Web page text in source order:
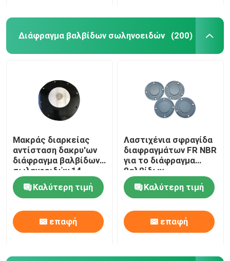
Διάφραγμα βαλβίδων σωληνοειδών (200)
Μακράς διαρκείας
αντίσταση δακρυ'ων
διάφραγμα βαλβίδων
σωληνοειδών 14
ίντσας για την
αφαίρεση σκόνης
εγκαταστάσεων
παραγωγής ενέργειας
Καλύτερη τιμή
επαφή
Λαστιχένια σφραγίδα
διαφραγμάτων FR NBR
για το διάφραγμα
βαλβίδων
σωληνοειδών
εξοπλισμού
αφαίρεσης σκόνης
Καλύτερη τιμή
επαφή